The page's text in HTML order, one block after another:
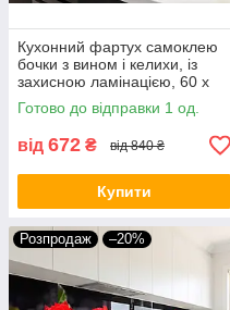
Кухонний фартух самоклею
бочки з вином і келихи, із
захисною ламінацією, 60 х
200 см.
Готово до відправки 1 од.
від 672 ₴ від 840 ₴
Купити
Розпродаж –20%